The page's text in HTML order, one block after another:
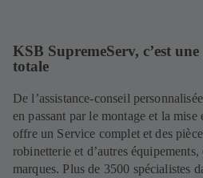
KSB SupremeServ, c’est
totale
De l’assistance-conseil
en passant par le montage et la
offre un Service complet et des
robinetterie et d’autres
marques. Plus de 3500 spécialistes